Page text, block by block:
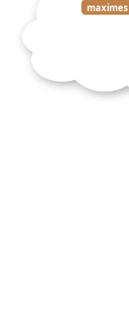
maximes